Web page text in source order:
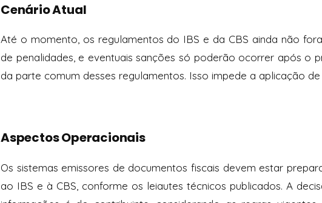
Cenário Atual
Até o momento, os regulamentos do IBS e da CBS ainda não
de penalidades, e eventuais sanções só poderão ocorrer após o
da parte comum desses regulamentos. Isso impede a aplicação
Aspectos Operacionais
Os sistemas emissores de documentos fiscais devem estar
ao IBS e à CBS, conforme os leiautes técnicos publicados. A